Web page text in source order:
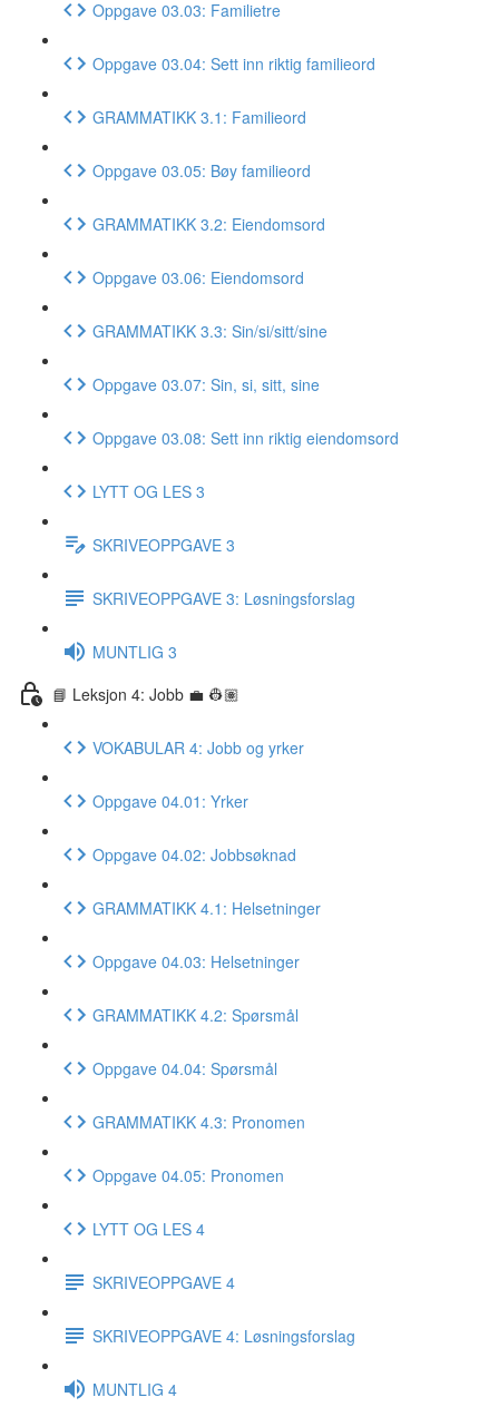
Oppgave 03.03: Familietre
Oppgave 03.04: Sett inn riktig familieord
GRAMMATIKK 3.1: Familieord
Oppgave 03.05: Bøy familieord
GRAMMATIKK 3.2: Eiendomsord
Oppgave 03.06: Eiendomsord
GRAMMATIKK 3.3: Sin/si/sitt/sine
Oppgave 03.07: Sin, si, sitt, sine
Oppgave 03.08: Sett inn riktig eiendomsord
LYTT OG LES 3
SKRIVEOPPGAVE 3
SKRIVEOPPGAVE 3: Løsningsforslag
MUNTLIG 3
📘 Leksjon 4: Jobb 💼 👷🏽
VOKABULAR 4: Jobb og yrker
Oppgave 04.01: Yrker
Oppgave 04.02: Jobbsøknad
GRAMMATIKK 4.1: Helsetninger
Oppgave 04.03: Helsetninger
GRAMMATIKK 4.2: Spørsmål
Oppgave 04.04: Spørsmål
GRAMMATIKK 4.3: Pronomen
Oppgave 04.05: Pronomen
LYTT OG LES 4
SKRIVEOPPGAVE 4
SKRIVEOPPGAVE 4: Løsningsforslag
MUNTLIG 4